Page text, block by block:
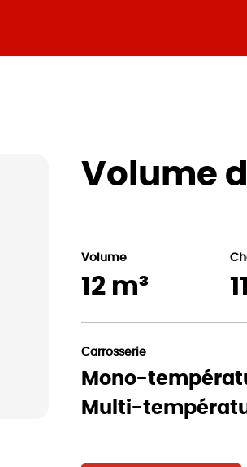
Volume
Volume
12 m³
Carrosserie
Mono-
Multi-